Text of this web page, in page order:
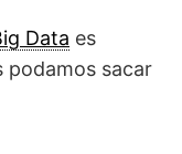
Data es
podamos sacar